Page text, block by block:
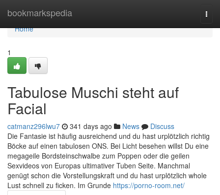
bookmarkspedia
Home
Home
1
Tabulose Muschi steht auf
Facial
catmanz296lwu7 341 days ago News
Discuss
Die Fantasie ist häufig ausreichend und du hast urplötzlich richtig
Böcke auf einen tabulosen ONS. Bei Licht besehen willst Du eine
megageile Bordsteinschwalbe zum Poppen oder die geilen
Sexvideos von Europas ultimativer Tuben Seite. Manchmal
genügt schon die Vorstellungskraft und du hast urplötzlich whole
Lust schnell zu ficken. Im Grunde https://porno-room.net/